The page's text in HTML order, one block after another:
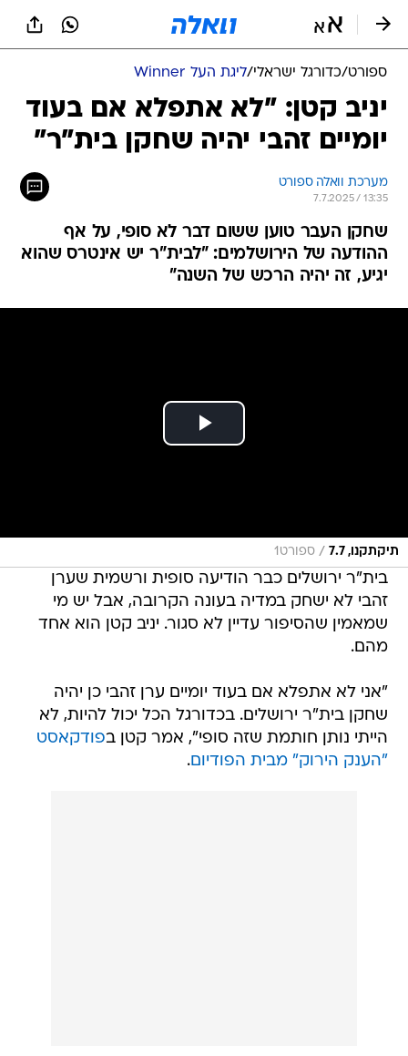
ספורט/כדורגל ישראלי/ליגת העל Winner
יניב קטן: "לא אתפלא אם בעוד
יומיים זהבי יהיה שחקן בית"ר"
מערכת וואלה ספורט
7.7.2025 / 13:35
שחקן העבר טוען ששום דבר לא סופי, על אף
ההודעה של הירושלמים: "לבית"ר יש אינטרס שהוא
יגיע, זה יהיה הרכש של השנה"
תיקתקנו, 7.7 / ספורט1
בית"ר ירושלים כבר הודיעה סופית ורשמית שערן
זהבי לא ישחק במדיה בעונה הקרובה, אבל יש מי
שמאמין שהסיפור עדיין לא סגור. יניב קטן הוא אחד
מהם.
"אני לא אתפלא אם בעוד יומיים ערן זהבי כן יהיה
שחקן בית"ר ירושלים. בכדורגל הכל יכול להיות, לא
הייתי נותן חותמת שזה סופי", אמר קטן בפודקאסט
"הענק הירוק" מבית הפודיום.